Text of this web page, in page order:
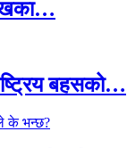
बहसको…